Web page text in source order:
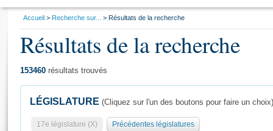
Général
Vous
Accueil Recherche sur... Résultats de la recherche
Résultats de la recherche
153460 résultats trouvés
LÉGISLATURE (Cliquez sur l'un des boutons pour faire un choix)
17e législature (X) Précédentes législatures